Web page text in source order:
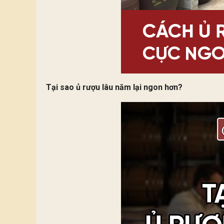
Tại sao ủ rượu lâu năm lại ngon hơn?